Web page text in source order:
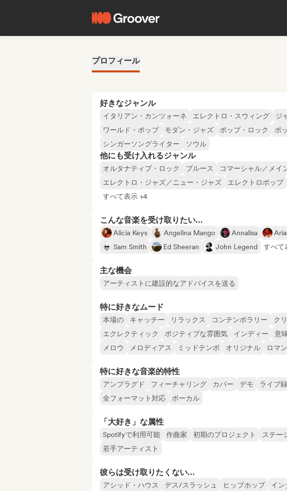
プロフィール
好きなジャンル
イタリアン・カンツォーネ エレクトロ・スウィング
ジ
ワールド・ポップ
モダン・ジャズ ポップ・ロック ポ
シンガーソングライター
ソウル
他にも受け入れるジャンル
オルタナティブ・ロック ブルース
コマーシャル／メイ
エレクトロ・ジャズ／ニュー・ジャズ
エレクトロポップ
すべて表示 +4
こんな音楽を受け取りたい…
Alicia Keys Angelina Mango Annalisa
Sam Smith
Ed Sheeran John Legend すべて
主な機会
アーティストに建設的なアドバイスを送る
特に好きなムード
本場の キャッチー リラックス コンテンポラリー ク
エクレクティック
ポジティブな雰囲気 インディー 意
メロウ
メロディアス ミッドテンポ オリジナル ロマ
特に好きな音楽的特性
アンプラグド フィーチャリング カバー デモ ライブ
全フォーマット対応
ボーカル
「大好き」な属性
Spotifyで利用可能 作曲家 初期のプロジェクト ステー
若手アーティスト
彼らは受け取りたくない…
アシッド・ハウス デス/スラッシュ ヒップホップ イン